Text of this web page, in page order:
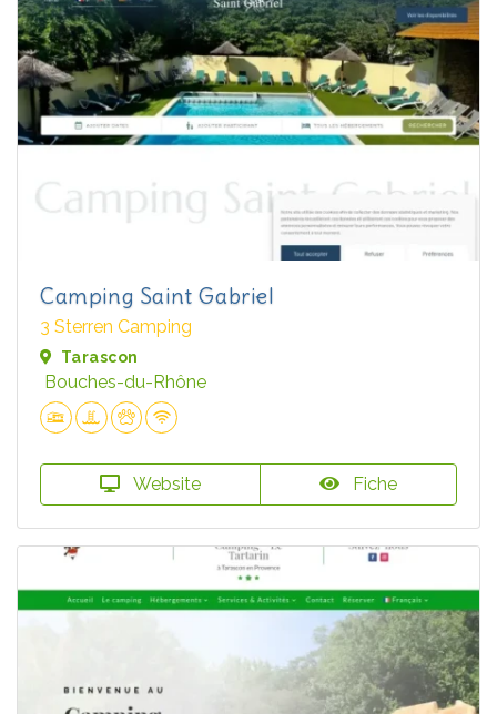
Camping Saint Gabriel
3 Sterren Camping
Tarascon
Bouches-du-Rhône
Website Fiche